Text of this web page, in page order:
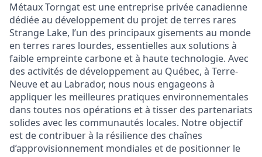
Métaux Torngat est une entreprise privée canadienne
dédiée au développement du projet de terres rares
Strange Lake, l’un des principaux gisements au monde
en terres rares lourdes, essentielles aux solutions à
faible empreinte carbone et à haute technologie. Avec
des activités de développement au Québec, à Terre-
Neuve et au Labrador, nous nous engageons à
appliquer les meilleures pratiques environnementales
dans toutes nos opérations et à tisser des partenariats
solides avec les communautés locales. Notre objectif
est de contribuer à la résilience des chaînes
d’approvisionnement mondiales et de positionner le